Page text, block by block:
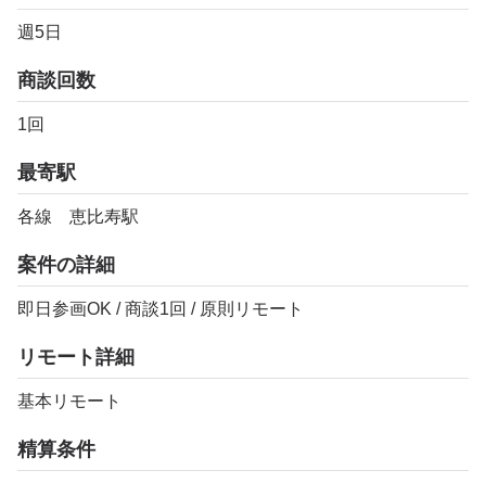
週5日
商談回数
1回
最寄駅
各線 恵比寿駅
案件の詳細
即日参画OK / 商談1回 / 原則リモート
リモート詳細
基本リモート
精算条件